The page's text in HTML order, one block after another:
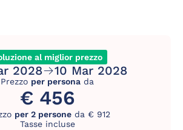
al miglior prezzo
2028 10 Mar 2028
Prezzo per persona da
€ 456
per 2 persone da € 912
Tasse incluse